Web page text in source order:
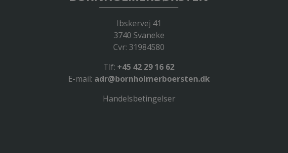
Ibskervej 41
3740 Svaneke
Cvr: 31984580
Tlf: +45 42 29 16 62
E-mail: adr@bornholmerboersten.dk
Handelsbetingelser